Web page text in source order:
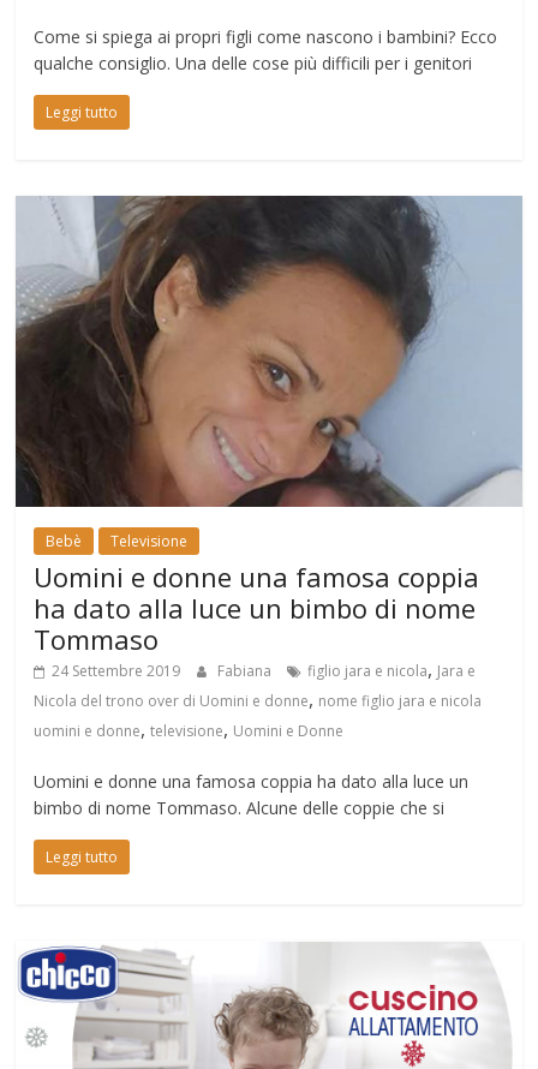
Come si spiega ai propri figli come nascono i bambini? Ecco
qualche consiglio. Una delle cose più difficili per i genitori
Leggi tutto
Bebè Televisione
Uomini e donne una famosa coppia
ha dato alla luce un bimbo di nome
Tommaso
24 Settembre 2019 Fabiana figlio jara e nicola, Jara e
Nicola del trono over di Uomini e donne, nome figlio jara e nicola
uomini e donne,televisione, Uomini e Donne
Uomini e donne una famosa coppia ha dato alla luce un
bimbo di nome Tommaso. Alcune delle coppie che si
Leggi tutto